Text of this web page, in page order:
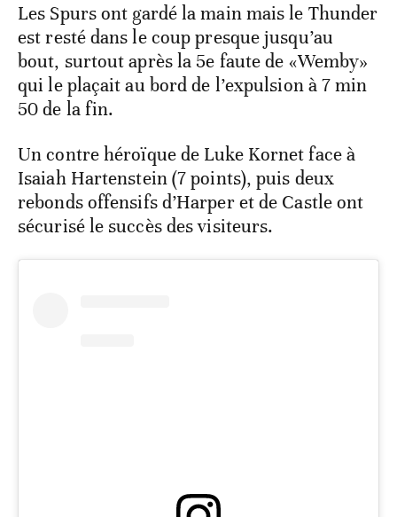
Les Spurs ont gardé la main mais le Thunder
est resté dans le coup presque jusqu’au
bout, surtout après la 5e faute de «Wemby»
qui le plaçait au bord de l’expulsion à 7 min
50 de la fin.
Un contre héroïque de Luke Kornet face à
Isaiah Hartenstein (7 points), puis deux
rebonds offensifs d’Harper et de Castle ont
sécurisé le succès des visiteurs.